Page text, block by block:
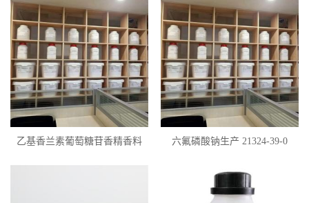
乙基香兰素葡萄糖苷香精香料 六氟磷酸钠生产 21324-39-0